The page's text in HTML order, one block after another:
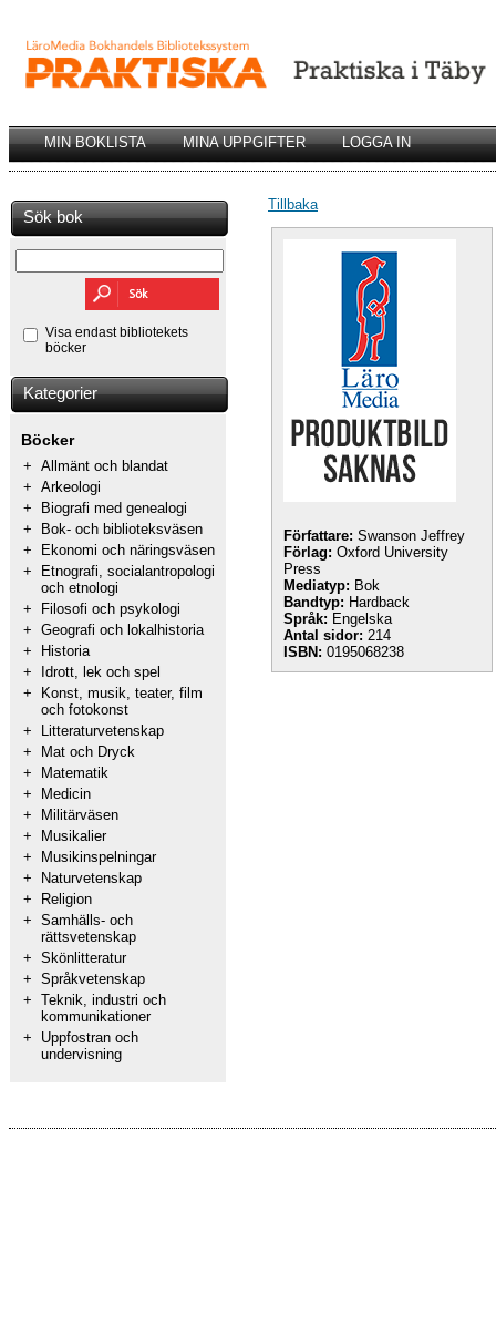
MIN BOKLISTA MINA UPPGIFTER LOGGA IN
Sök bok
Visa endast bibliotekets
böcker
Kategorier
Böcker
+ Allmänt och blandat
+ Arkeologi
+
Biografi med genealogi
+
Bok- och biblioteksväsen
+
Ekonomi och näringsväsen
+
Etnografi, socialantropologi
och etnologi
+
Filosofi och psykologi
+ Geografi och lokalhistoria
+
Historia
+
Idrott, lek och spel
+
Konst, musik, teater, film
och fotokonst
+
Litteraturvetenskap
+
Mat och Dryck
+
Matematik
+
Medicin
+
Militärväsen
+
Musikalier
+
Musikinspelningar
+
Naturvetenskap
+
Religion
+ Samhälls- och
rättsvetenskap
+ Skönlitteratur
+ Språkvetenskap
+ Teknik, industri och
kommunikationer
+
Uppfostran och
undervisning
Tillbaka
Författare: Swanson Jeffrey
Förlag: Oxford University
Press
Mediatyp: Bok
Bandtyp: Hardback
Språk: Engelska
Antal sidor: 214
ISBN: 0195068238